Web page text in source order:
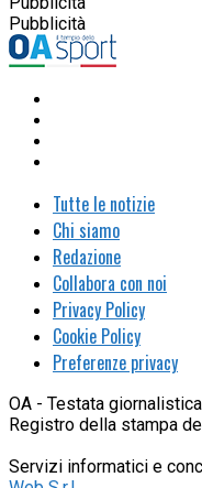
Pubblicità
Tutte le notizie
Chi siamo
Redazione
Collabora con noi
Privacy Policy
Cookie Policy
Preferenze privacy
OA - Testata
Registro della stampa
Servizi informatici e